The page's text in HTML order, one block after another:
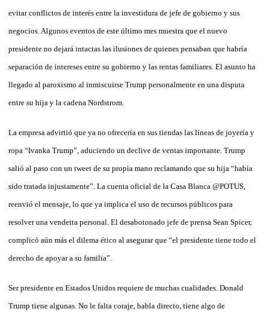
evitar conflictos de interés entre la investidura de jefe de gobierno y sus
negocios. Algunos eventos de este último mes muestra que el nuevo
presidente no dejará intactas las ilusiones de quienes pensaban que habría
separación de intereses entre su gobierno y las rentas familiares. El asunto ha
llegado al paroxismo al inmiscuirse Trump personalmente en una disputa
entre su hija y la cadena Nordstrom.
La empresa advirtió que ya no ofrecería en sus tiendas las líneas de joyería y
ropa “Ivanka Trump”, aduciendo un declive de ventas importante. Trump
salió al paso con un tweet de su propia mano reclamando que su hija “había
sido tratada injustamente”. La cuenta oficial de la Casa Blanca @POTUS,
reenvió el mensaje, lo que ya implica el uso de recursos públicos para
resolver una vendetta personal. El desabotonado jefe de prensa Sean Spicer,
complicó aún más el dilema ético al asegurar que “el presidente tiene todo el
derecho de apoyar a su familia”.
Ser presidente en Estados Unidos requiere de muchas cualidades. Donald
Trump tiene algunas. No le falta coraje, habla directo, tiene algo de